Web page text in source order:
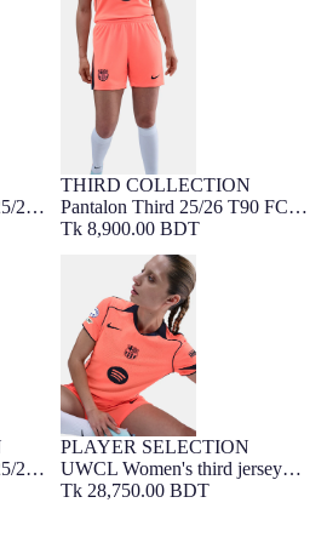
26
Barcelona - Femme
THIRD COLLECTION
Pantalon Third 25/26 T90 FC
Barcelona - Femme
Tk 8,900.00 BDT
26
26
UWCL Women's third jersey
25/26 FC Barcelona T90 - Player's
Edition
FIT FEMME
Édition Joueur
PLAYER SELECTION
UWCL Women's third jersey
25/26 FC Barcelona T90 - Player's
Tk 28,750.00 BDT
FC